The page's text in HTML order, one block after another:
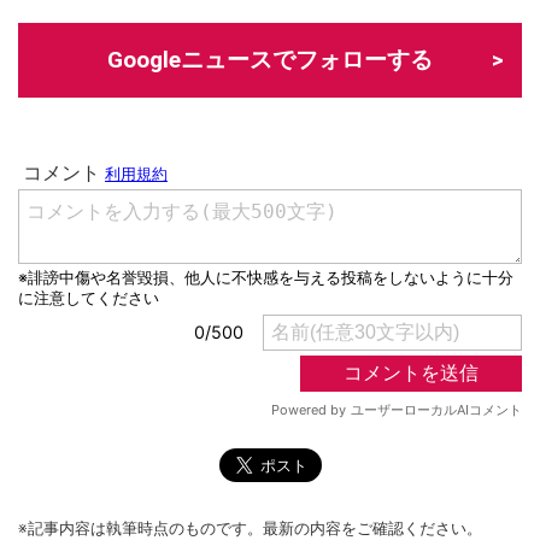
Googleニュースでフォローする
※記事内容は執筆時点のものです。最新の内容をご確認ください。